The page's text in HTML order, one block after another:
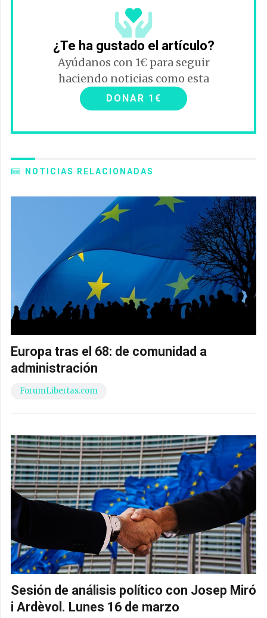
¿Te ha gustado el artículo?
Ayúdanos con 1€ para seguir
haciendo noticias como esta
DONAR 1€
NOTICIAS RELACIONADAS
Europa tras el 68: de comunidad a
administración
ForumLibertas.com
Sesión de análisis político con Josep Miró
i Ardèvol. Lunes 16 de marzo